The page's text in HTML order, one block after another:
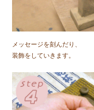
メッセージを刻んだり、
装飾をしていきます。